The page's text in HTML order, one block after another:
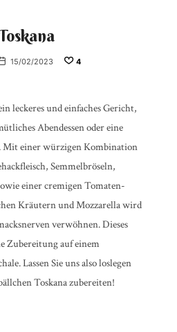
15/02/2023
4
leckeres und einfaches Gericht,
Abendessen oder eine
Mit einer würzigen Kombination
Semmelbröseln,
einer cremigen Tomaten-
Kräutern und Mozzarella wird
verwöhnen. Dieses
Zubereitung auf einem
Lassen Sie uns also loslegen
Toskana zubereiten!